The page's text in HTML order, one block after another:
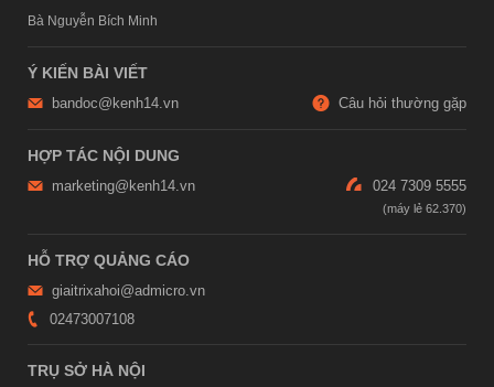
Bà Nguyễn Bích Minh
Ý KIẾN BÀI VIẾT
bandoc@kenh14.vn Câu hỏi thường gặp
HỢP TÁC NỘI DUNG
marketing@kenh14.vn 024 7309 5555
HỖ TRỢ QUẢNG CÁO
giaitrixahoi@admicro.vn
02473007108
TRỤ SỞ HÀ NỘI